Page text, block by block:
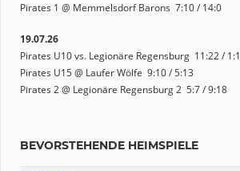
Pirates 1 @ Memmelsdorf Barons 7:10 / 14:0
19.07.26
Pirates U10 vs. Legionäre Regensburg 11:22 / 1:1
Pirates U15 @ Laufer Wölfe 9:10 / 5:13
Pirates 2 @ Legionäre Regensburg 2 5:7 / 9:18
BEVORSTEHENDE HEIMSPIELE